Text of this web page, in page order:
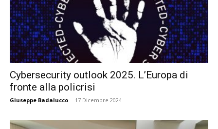
Cybersecurity outlook 2025. L’Europa di
fronte alla policrisi
Giuseppe Badalucco - 17 Dicembre 2024